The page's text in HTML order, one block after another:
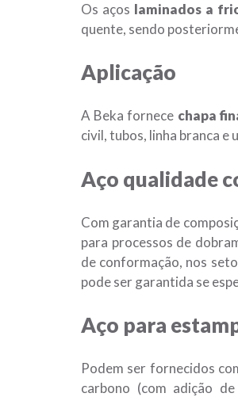
Os aços laminados a
quente, sendo
Aplicação
A Beka fornece chapa
civil, tubos, linha branca e
Aço qualidade
Com garantia de
para processos de
de conformação, nos
pode ser garantida se
Aço para
Podem ser fornecidos
carbono (com adição